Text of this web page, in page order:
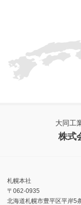
大同工
株式
札幌本社
〒062-0935
北海道札幌市豊平区平岸5